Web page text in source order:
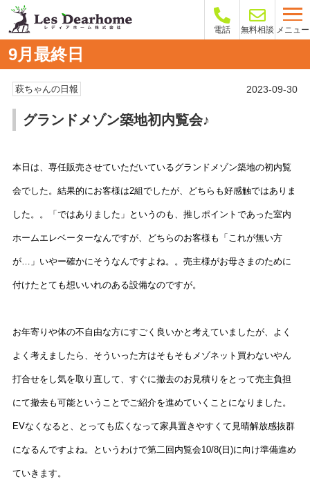
電話 無料相談 メニュー
9月最終日
萩ちゃんの日報 2023-09-30
グランドメゾン築地初内覧会♪
本日は、専任販売させていただいているグランドメゾン築地の初内覧
会でした。結果的にお客様は2組でしたが、どちらも好感触ではありま
した。。「ではありました」というのも、推しポイントであった室内
ホームエレベーターなんですが、どちらのお客様も「これが無い方
が…」いやー確かにそうなんですよね。。売主様がお母さまのために
付けたとても想いいれのある設備なのですが。
お年寄りや体の不自由な方にすごく良いかと考えていましたが、よく
よく考えましたら、そういった方はそもそもメゾネット買わないやん
打合せをし気を取り直して、すぐに撤去のお見積りをとって売主負担
にて撤去も可能ということでご紹介を進めていくことになりました。
EVなくなると、とっても広くなって家具置きやすくて見晴解放感抜群
になるんですよね。というわけで第二回内覧会10/8(日)に向け準備進め
ていきます。